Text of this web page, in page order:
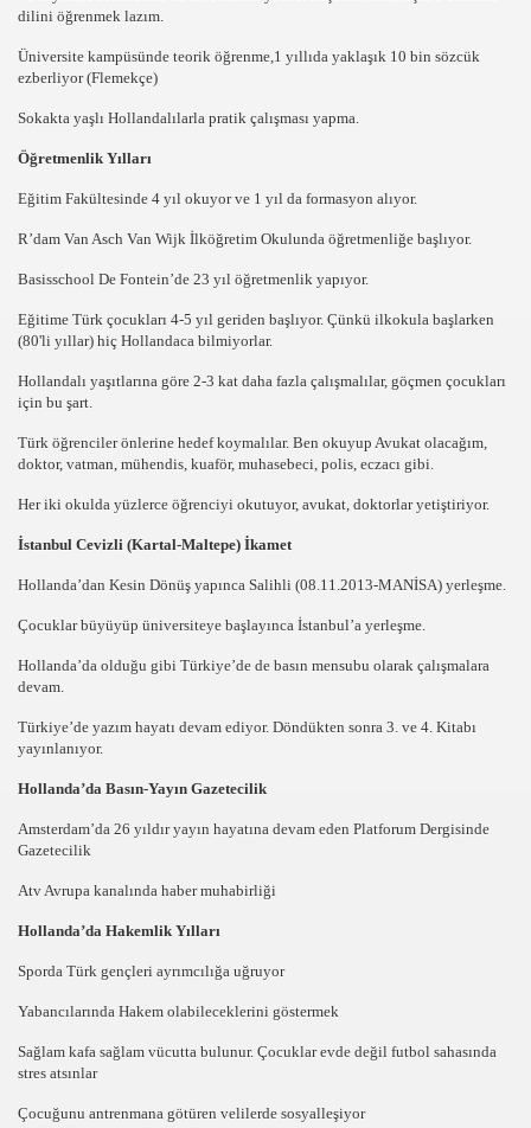
dilini öğrenmek lazım.
Üniversite kampüsünde teorik öğrenme,1 yıllıda yaklaşık 10 bin sözcük
ezberliyor (Flemekçe)
Sokakta yaşlı Hollandalılarla pratik çalışması yapma.
Öğretmenlik Yılları
Eğitim Fakültesinde 4 yıl okuyor ve 1 yıl da formasyon alıyor.
R’dam Van Asch Van Wijk İlköğretim Okulunda öğretmenliğe başlıyor.
Basisschool De Fontein’de 23 yıl öğretmenlik yapıyor.
Eğitime Türk çocukları 4-5 yıl geriden başlıyor. Çünkü ilkokula başlarken
(80'li yıllar) hiç Hollandaca bilmiyorlar.
Hollandalı yaşıtlarına göre 2-3 kat daha fazla çalışmalılar, göçmen çocukları
için bu şart.
Türk öğrenciler önlerine hedef koymalılar. Ben okuyup Avukat olacağım,
doktor, vatman, mühendis, kuaför, muhasebeci, polis, eczacı gibi.
Her iki okulda yüzlerce öğrenciyi okutuyor, avukat, doktorlar yetiştiriyor.
İstanbul Cevizli (Kartal-Maltepe) İkamet
Hollanda’dan Kesin Dönüş yapınca Salihli (08.11.2013-MANİSA) yerleşme.
Çocuklar büyüyüp üniversiteye başlayınca İstanbul’a yerleşme.
Hollanda’da olduğu gibi Türkiye’de de basın mensubu olarak çalışmalara
devam.
Türkiye’de yazım hayatı devam ediyor. Döndükten sonra 3. ve 4. Kitabı
yayınlanıyor.
Hollanda’da Basın-Yayın Gazetecilik
Amsterdam’da 26 yıldır yayın hayatına devam eden Platforum Dergisinde
Gazetecilik
Atv Avrupa kanalında haber muhabirliği
Hollanda’da Hakemlik Yılları
Sporda Türk gençleri ayrımcılığa uğruyor
Yabancılarında Hakem olabileceklerini göstermek
Sağlam kafa sağlam vücutta bulunur. Çocuklar evde değil futbol sahasında
stres atsınlar
Çocuğunu antrenmana götüren velilerde sosyalleşiyor
OLDU
PiKNiKTE BULUSTU
Garaj